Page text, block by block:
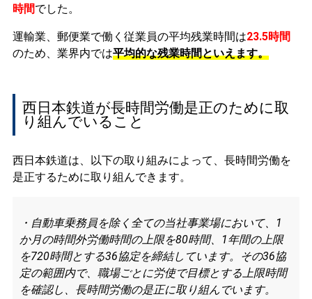
時間でした。
運輸業、郵便業で働く従業員の平均残業時間は23.5時間
のため、業界内では平均的な残業時間といえます。
西日本鉄道が長時間労働是正のために取
り組んでいること
西日本鉄道は、以下の取り組みによって、長時間労働を
是正するために取り組んできます。
・自動車乗務員を除く全ての当社事業場において、1
か月の時間外労働時間の上限を80時間、1年間の上限
を720時間とする36協定を締結しています。その36協
定の範囲内で、職場ごとに労使で目標とする上限時間
を確認し、長時間労働の是正に取り組んでいます。